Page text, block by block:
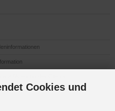
Cookies und